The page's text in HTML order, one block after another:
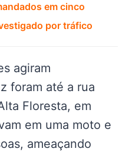
em cinco
por tráfico
agiram
foram até a rua
Floresta, em
em uma moto e
ameaçando